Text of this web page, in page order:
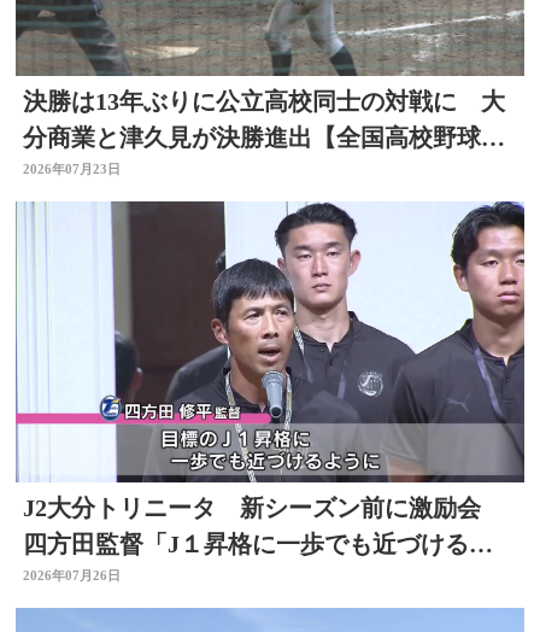
決勝は13年ぶりに公立高校同士の対戦に 大
分商業と津久見が決勝進出【全国高校野球選
手権大分大会】
2026年07月23日
J2大分トリニータ 新シーズン前に激励会
四方田監督「J１昇格に一歩でも近づけるよ
うに」
2026年07月26日